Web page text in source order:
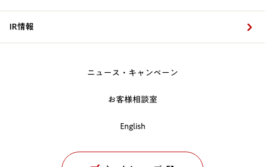
IR情報
ニュース・キャンペーン
お客様相談室
English